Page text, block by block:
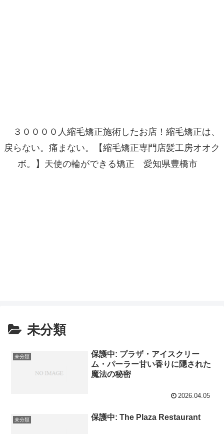
３００００人縮毛矯正施術したお店！縮毛矯正は、
戻らない。痛まない。【縮毛矯正専門店髪工房オオク
ボ。】天使の輪ができる矯正 愛知県豊橋市
未分類
未分類
保護中: プラザ・アイスクリー
ム・パーラー甘い香りに隠された
魔法の秘密
2026.04.05
未分類 保護中: The Plaza Restaurant